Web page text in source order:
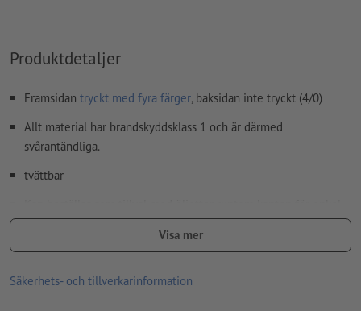
Produktdetaljer
Framsidan tryckt med fyra färger, baksidan inte tryckt (4/0)
Allt material har brandskyddsklass 1 och är därmed
svårantändliga.
tvättbar
montering (avståndet mellan öljetterna är ca. 50 cm).
Öglor bearbetas enligt läsriktningen
Tilläggsartikel som tillval: Spännsats
Visa mer
Säkerhets- och tillverkarinformation